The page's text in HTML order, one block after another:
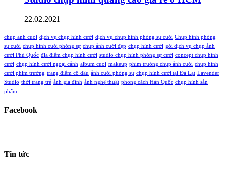
22.02.2021
chup anh cuoi dịch vụ chụp hình cưới dịch vụ chụp hình phóng sự cưới Chụp hình phóng
sự cưới chụp hình cưới phóng sự chụp ảnh cưới đẹp chụp hình cưới gói dịch vụ chụp ảnh
cưới Phú Quốc địa điểm chụp hình cưới studio chụp hình phóng sự cưới concept chụp hình
cưới chụp hình cưới ngoại cảnh album cuoi makeup phim trường chụp ảnh cưới chụp hình
cưới phim trường trang điểm cô dâu ảnh cưới phóng sự chụp hình cưới tại Đà Lạt Lavender
Studio thời trang trẻ ảnh gia đình ảnh nghệ thuật phong cách Hàn Quốc chụp hình sản
phẩm
Facebook
Tin tức